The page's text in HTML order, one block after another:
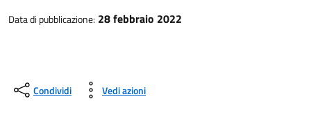
Data di pubblicazione: 28 febbraio 2022
Condividi Vedi azioni